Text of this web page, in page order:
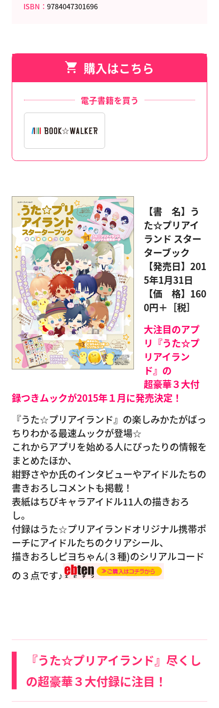
ISBN： 9784047301696
購入はこちら
電子書籍を買う
【書 名】う
た☆プリアイ
ランド スター
ターブック
【発売日】201
5年1月31日
【価 格】160
0円＋［税］
大注目のアプ
リ『うた☆プ
リアイラン
ド』の
超豪華３大付
録つきムックが2015年１月に発売決定！
『うた☆プリアイランド』の楽しみかたがばっ
ちりわかる最速ムックが登場☆
これからアプリを始める人にぴったりの情報を
まとめたほか、
紺野さやか氏のインタビューやアイドルたちの
書きおろしコメントも掲載！
表紙はちびキャラアイドル11人の描きおろ
し。
付録はうた☆プリアイランドオリジナル携帯ポ
ーチにアイドルたちのクリアシール、
描きおろしピヨちゃん(３種)のシリアルコード
の３点です♪
『うた☆プリアイランド』尽くし
の超豪華３大付録に注目！